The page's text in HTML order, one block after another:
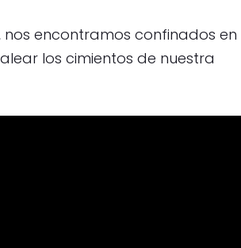
encontramos confinados en
los cimientos de nuestra